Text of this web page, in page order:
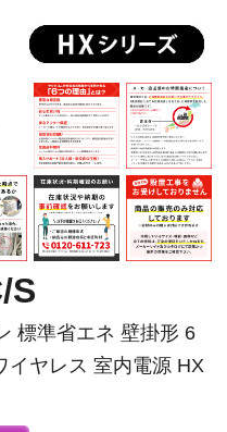
S
標準省エネ 壁掛形 6
イヤレス 室内電源 HX